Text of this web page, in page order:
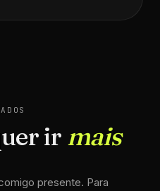
ir mais
presente. Para